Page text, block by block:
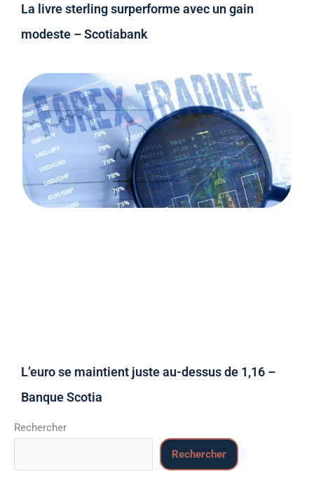
La livre sterling surperforme avec un gain
modeste – Scotiabank
L’euro se maintient juste au-dessus de 1,16 –
Banque Scotia
Rechercher
Rechercher